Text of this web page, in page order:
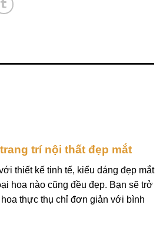
trí nội thất đẹp mắt
thiết kế tinh tế, kiểu dáng đẹp mắt
hoa nào cũng đều đẹp. Bạn sẽ trở
thực thụ chỉ đơn giản với bình